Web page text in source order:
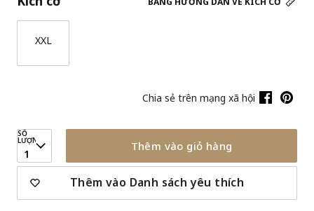
XXL
Chia sẻ trên mạng xã hội
SỐ
LƯỢNG
1
Thêm vào giỏ hàng
Thêm vào Danh sách yêu thích